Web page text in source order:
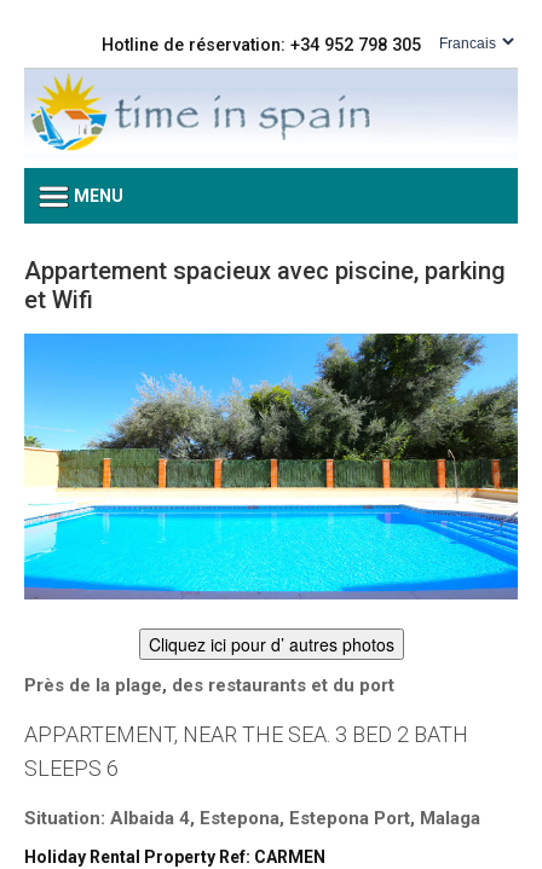
Hotline de réservation: +34 952 798 305
MENU
Appartement spacieux avec piscine, parking
et Wifi
Cliquez ici pour d’ autres photos
Près de la plage, des restaurants et du port
APPARTEMENT, NEAR THE SEA. 3 BED 2 BATH
SLEEPS 6
Situation: Albaida 4, Estepona, Estepona Port, Malaga
Holiday Rental Property Ref: CARMEN